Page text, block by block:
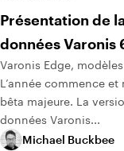
Présentation de
données Varonis
Varonis Edge,
L’année commence
bêta majeure. La
données Varonis...
Michael Buckbee